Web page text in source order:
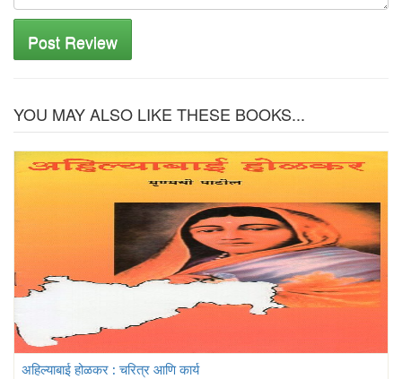
Post Review
YOU MAY ALSO LIKE THESE BOOKS...
अहिल्याबाई होळकर : चरित्र आणि कार्य